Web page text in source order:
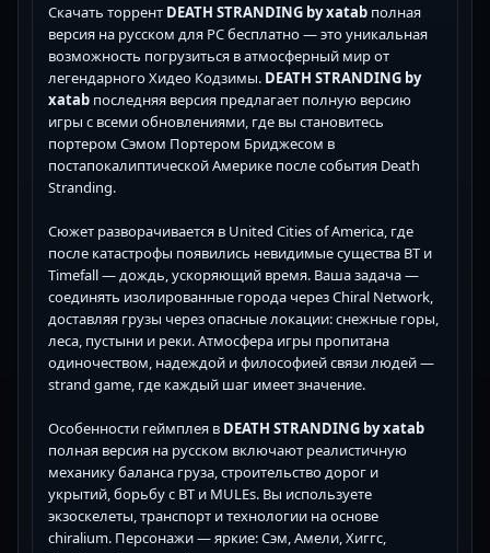
Скачать торрент DEATH STRANDING by xatab полная
версия на русском для PC бесплатно — это уникальная
возможность погрузиться в атмосферный мир от
легендарного Хидео Кодзимы. DEATH STRANDING by
xatab последняя версия предлагает полную версию
игры с всеми обновлениями, где вы становитесь
портером Сэмом Портером Бриджесом в
постапокалиптической Америке после события Death
Stranding.
Сюжет разворачивается в United Cities of America, где
после катастрофы появились невидимые существа BT и
Timefall — дождь, ускоряющий время. Ваша задача —
соединять изолированные города через Chiral Network,
доставляя грузы через опасные локации: снежные горы,
леса, пустыни и реки. Атмосфера игры пропитана
одиночеством, надеждой и философией связи людей —
strand game, где каждый шаг имеет значение.
Особенности геймплея в DEATH STRANDING by xatab
полная версия на русском включают реалистичную
механику баланса груза, строительство дорог и
укрытий, борьбу с BT и MULEs. Вы используете
экзоскелеты, транспорт и технологии на основе
chiralium. Персонажи — яркие: Сэм, Амели, Хиггс,